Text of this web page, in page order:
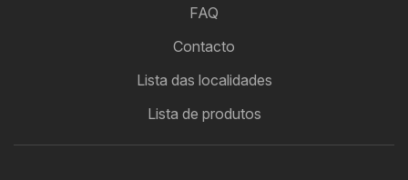
FAQ
Contacto
Lista das localidades
Lista de produtos